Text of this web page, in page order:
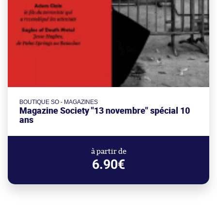
BOUTIQUE SO - MAGAZINES
Magazine Society "13 novembre" spécial 10
ans
à partir de
6.90€